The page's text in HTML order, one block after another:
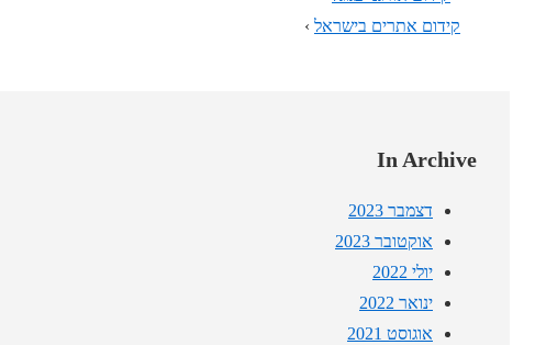
קידום אתרים בישראל ›
In Archive
דצמבר 2023
אוקטובר 2023
יולי 2022
ינואר 2022
אוגוסט 2021